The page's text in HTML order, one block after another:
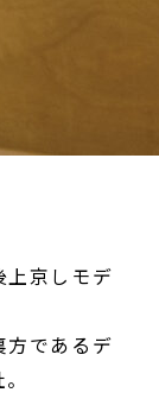
上京しモデ
方であるデ